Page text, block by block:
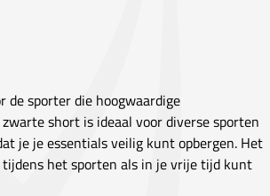
de sporter die hoogwaardige
short is ideaal voor diverse sporten
je je essentials veilig kunt opbergen. Het
het sporten als in je vrije tijd kunt